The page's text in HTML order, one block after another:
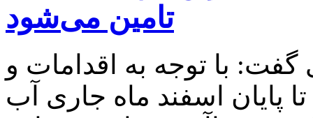
تامین می‌شود
با توجه به اقدامات و
پایان اسفند ماه جاری آب